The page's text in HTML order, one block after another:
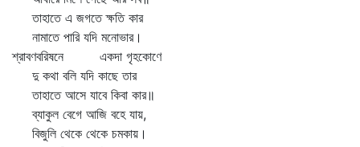
তাহাতে এ জগতে ক্ষতি কার
নামাতে পারি যদি মনোভার।
শ্রাবণবরিষনে একদা গৃহকোণে
দু কথা বলি যদি কাছে তার
তাহাতে আসে যাবে কিবা কার॥
ব্যাকুল বেগে আজি বহে যায়,
বিজুলি থেকে থেকে চমকায়।